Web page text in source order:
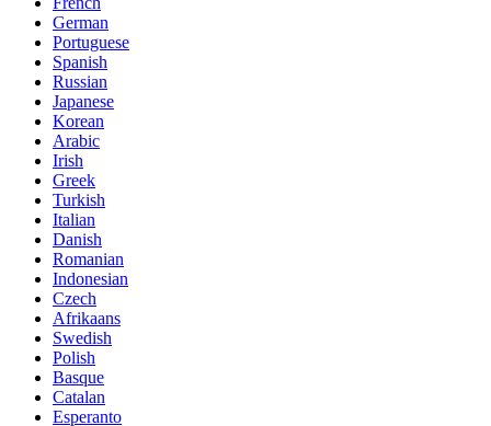
German
Portuguese
Spanish
Russian
Japanese
Korean
Arabic
Irish
Greek
Turkish
Italian
Danish
Romanian
Indonesian
Czech
Afrikaans
Swedish
Polish
Basque
Catalan
Esperanto